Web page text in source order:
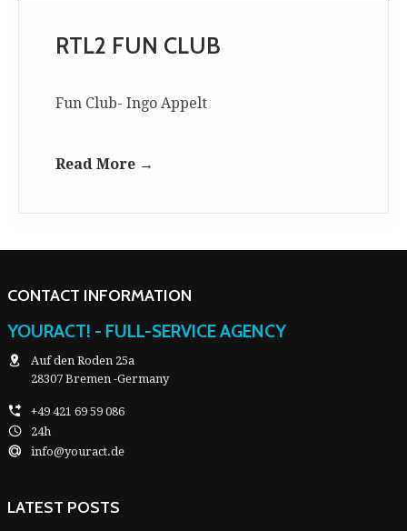
RTL2 FUN CLUB
Fun Club- Ingo Appelt
Read More →
CONTACT INFORMATION
YOURACT! - FULL-SERVICE AGENCY
Auf den Roden 25a
28307 Bremen -Germany
+49 421 69 59 086
24h
info@youract.de
LATEST POSTS